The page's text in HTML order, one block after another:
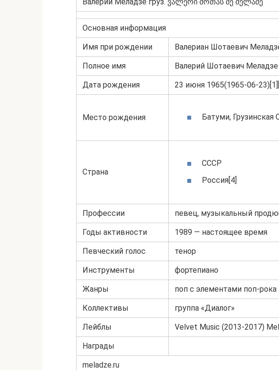
Основная информация
Имя при рождении Валериан Шотаевич
Полное имя Валерий Шотаевич Меладзе
Дата рождения 23 июня 1965(1965-06-
Место рождения Батуми, Грузинская
Страна
СССР
Россия[4]
Профессии певец, музыкальный
Годы активности 1989 — настоящее время
Певческий голос тенор
Инструменты фортепиано
Жанры поп с элементами поп-рока
Коллективы группа «Диалог»
Лейблы Velvet Music (2013-2017)
Награды
meladze.ru